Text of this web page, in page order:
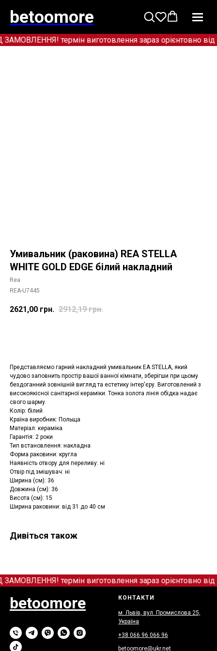
betoomore
термін виготовлення зараз орієнтовно від
Умивальник (раковина) REA STELLA
WHITE GOLD EDGE білий накладний
Rea
REA-U7445
2621,00 грн. 2912,19 грн.
Представляємо гарний накладний умивальник EA STELLA, який
чудово заповнить простір вашої ванної кімнати, зберігши при цьому
бездоганний зовнішній вигляд та естетику інтер'єру. Виготовлений з
високоякісної санітарної кераміки. Тонка золота лінія обідка надає
свого шарму.
Колір: білий
Країна виробник: Польща
Матеріал: кераміка
Гарантія: 2 роки
Тип встановлення: накладна
Форма раковини: кругла
Наявність отвору для переливу: ні
Отвір під змішувач: ні
Ширина (см): 36
Довжина (см): 36
Висота (см): 15
Ширина раковини: від 31 до 40 см
Дивіться також
термін виготовлення зараз орієнтовно від
betoomore КОНТАКТИ
м. Львів, вул. Промислова 25,
Україна
+38 066 96 066 96
betoomore@ukr.net